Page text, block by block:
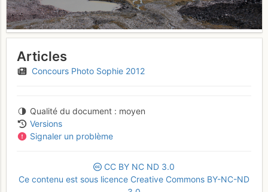
Articles
Concours Photo Sophie 2012
Qualité du document
moyen
Versions
Signaler un problème
CC BY NC ND 3.0
Ce contenu est sous licence Creative Commons BY-NC-ND